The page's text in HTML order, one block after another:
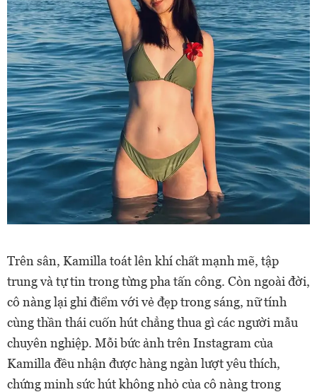
Trên sân, Kamilla toát lên khí chất mạnh mẽ, tập
trung và tự tin trong từng pha tấn công. Còn ngoài đời,
cô nàng lại ghi điểm với vẻ đẹp trong sáng, nữ tính
cùng thần thái cuốn hút chẳng thua gì các người mẫu
chuyên nghiệp. Mỗi bức ảnh trên Instagram của
Kamilla đều nhận được hàng ngàn lượt yêu thích,
chứng minh sức hút không nhỏ của cô nàng trong